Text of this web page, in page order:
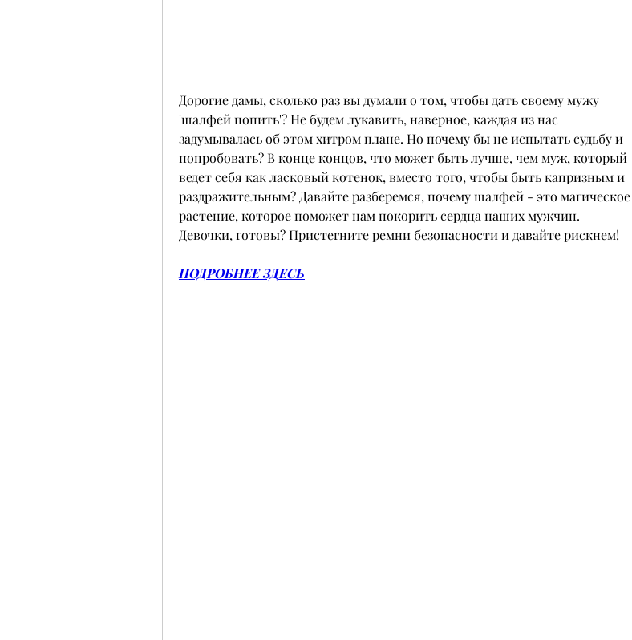
Дорогие дамы, сколько раз вы думали о том, чтобы дать своему мужу
'шалфей попить'? Не будем лукавить, наверное, каждая из нас
задумывалась об этом хитром плане. Но почему бы не испытать судьбу и
попробовать? В конце концов, что может быть лучше, чем муж, который
ведет себя как ласковый котенок, вместо того, чтобы быть капризным и
раздражительным? Давайте разберемся, почему шалфей - это магическое
растение, которое поможет нам покорить сердца наших мужчин.
Девочки, готовы? Пристегните ремни безопасности и давайте рискнем!
ПОДРОБНЕЕ ЗДЕСЬ